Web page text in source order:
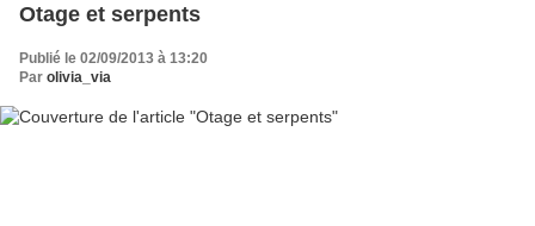
Otage et serpents
Publié le 02/09/2013 à 13:20
Par olivia_via